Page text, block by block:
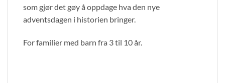
som gjør det gøy å oppdage hva den nye
adventsdagen i historien bringer.
For familier med barn fra 3 til 10 år.